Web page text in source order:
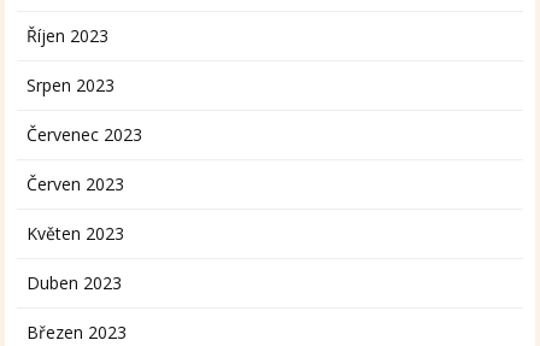
Říjen 2023
Srpen 2023
Červenec 2023
Červen 2023
Květen 2023
Duben 2023
Březen 2023